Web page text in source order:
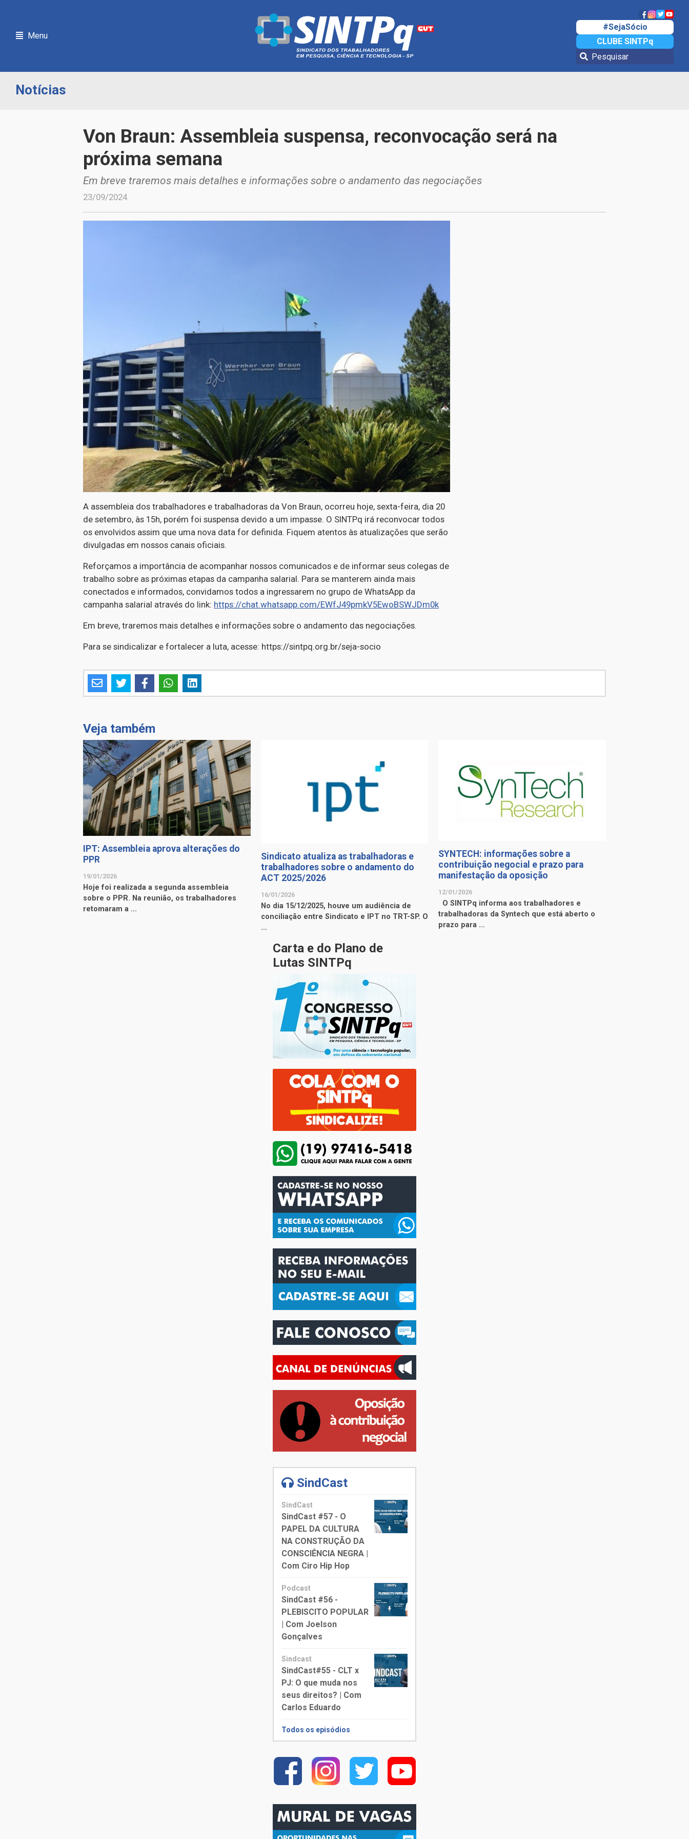
Menu
#SejaSócio
CLUBE SINTPq
Notícias
Von Braun: Assembleia suspensa, reconvocação será na
próxima semana
Em breve traremos mais detalhes e informações sobre o andamento das negociações
23/09/2024
A assembleia dos trabalhadores e trabalhadoras da Von Braun, ocorreu hoje, sexta-feira, dia 20
de setembro, às 15h, porém foi suspensa devido a um impasse. O SINTPq irá reconvocar todos
os envolvidos assim que uma nova data for definida. Fiquem atentos às atualizações que serão
divulgadas em nossos canais oficiais.
Reforçamos a importância de acompanhar nossos comunicados e de informar seus colegas de
trabalho sobre as próximas etapas da campanha salarial. Para se manterem ainda mais
conectados e informados, convidamos todos a ingressarem no grupo de WhatsApp da
campanha salarial através do link: https://chat.whatsapp.com/EWfJ49pmkV5EwoBSWJDm0k
Em breve, traremos mais detalhes e informações sobre o andamento das negociações.
Para se sindicalizar e fortalecer a luta, acesse: https://sintpq.org.br/seja-socio
Veja também
IPT: Assembleia aprova alterações do
PPR
19/01/2026
Hoje foi realizada a segunda assembleia
sobre o PPR. Na reunião, os trabalhadores
retomaram a ...
Sindicato atualiza as trabalhadoras e
trabalhadores sobre o andamento do
ACT 2025/2026
16/01/2026
No dia 15/12/2025, houve um audiência de
conciliação entre Sindicato e IPT no TRT-SP. O
...
SYNTECH: informações sobre a
contribuição negocial e prazo para
manifestação da oposição
12/01/2026
O SINTPq informa aos trabalhadores e
trabalhadoras da Syntech que está aberto o
prazo para ...
Carta e do Plano de
Lutas SINTPq
SindCast
SindCast
SindCast #57 - O
PAPEL DA CULTURA
NA CONSTRUÇÃO DA
CONSCIÊNCIA NEGRA |
Com Ciro Hip Hop
Podcast
SindCast #56 -
PLEBISCITO POPULAR
| Com Joelson
Gonçalves
Sindcast
SindCast#55 - CLT x
PJ: O que muda nos
seus direitos? | Com
Carlos Eduardo
Todos os episódios